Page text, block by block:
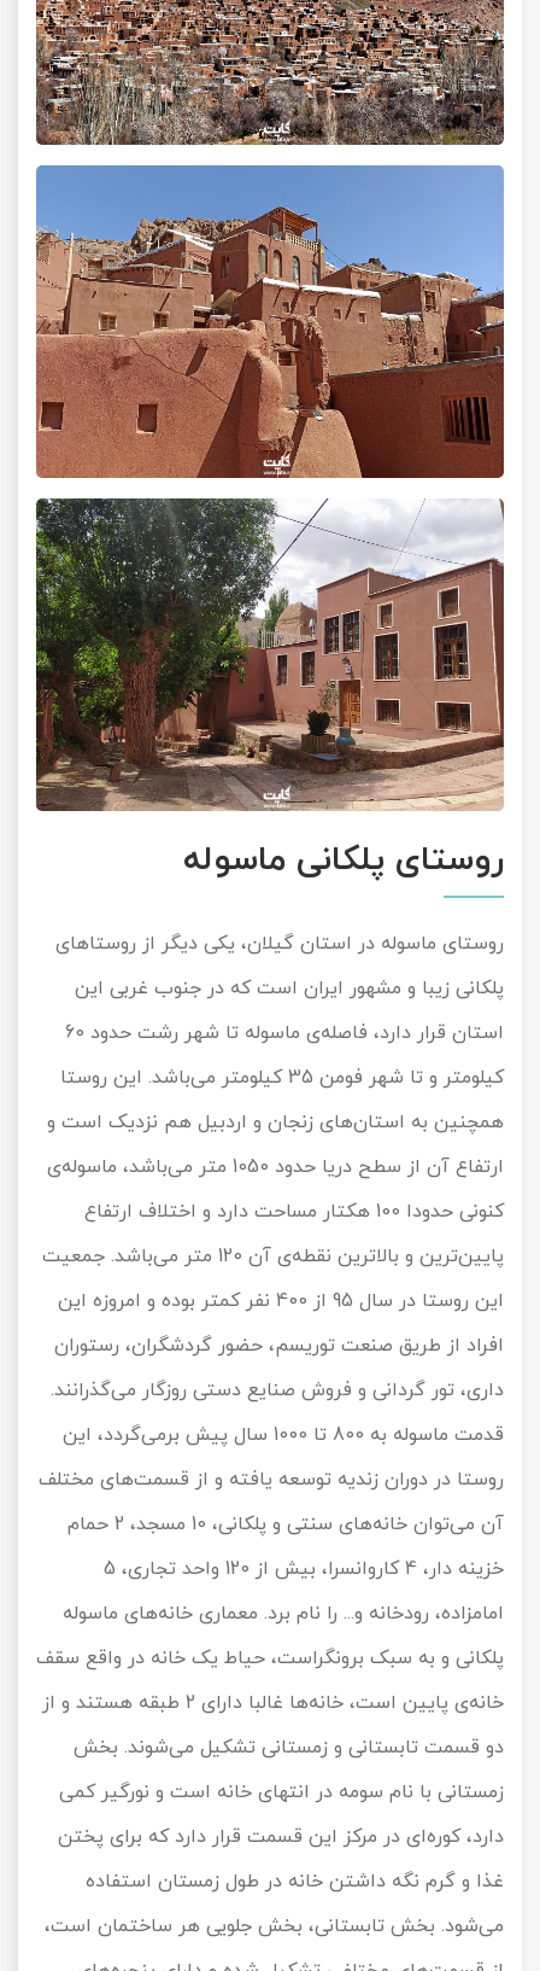
روستای پلکانی ماسوله
روستای ماسوله در استان گیلان، یکی دیگر از روستاهای
پلکانی زیبا و مشهور ایران است که در جنوب غربی این
استان قرار دارد، فاصله‌ی ماسوله تا شهر رشت حدود 60
کیلومتر و تا شهر فومن 35 کیلومتر می‌باشد. این روستا
همچنین به استان‌های زنجان و اردبیل هم نزدیک است و
ارتفاع آن از سطح دریا حدود 1050 متر می‌باشد، ماسوله‌ی
کنونی حدودا 100 هکتار مساحت دارد و اختلاف ارتفاع
پایین‌ترین و بالاترین نقطه‌ی آن 120 متر می‌باشد. جمعیت
این روستا در سال 95 از 400 نفر کمتر بوده و امروزه این
افراد از طریق صنعت توریسم، حضور گردشگران، رستوران
داری، تور گردانی و فروش صنایع دستی روزگار می‌گذرانند.
قدمت ماسوله به 800 تا 1000 سال پیش برمی‌گردد، این
روستا در دوران زندیه توسعه یافته و از قسمت‌های مختلف
آن می‌توان خانه‌های سنتی و پلکانی، 10 مسجد، 2 حمام
خزینه دار، 4 کاروانسرا، بیش از 120 واحد تجاری، 5
امامزاده، رودخانه و... را نام برد. معماری خانه‌های ماسوله
پلکانی و به سبک برونگراست، حیاط یک خانه در واقع سقف
خانه‌ی پایین است، خانه‌ها غالبا دارای 2 طبقه هستند و از
دو قسمت تابستانی و زمستانی تشکیل می‌شوند. بخش
زمستانی با نام سومه در انتهای خانه است و نورگیر کمی
دارد، کوره‌ای در مرکز این قسمت قرار دارد که برای پختن
غذا و گرم نگه داشتن خانه در طول زمستان استفاده
می‌شود. بخش تابستانی، بخش جلویی هر ساختمان است،